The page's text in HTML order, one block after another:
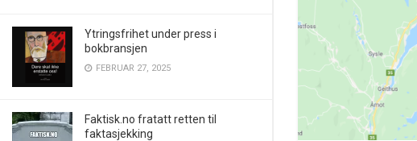
Ytringsfrihet under press i
bokbransjen
FEBRUAR 27, 2025
Faktisk.no fratatt retten til
faktasjekking